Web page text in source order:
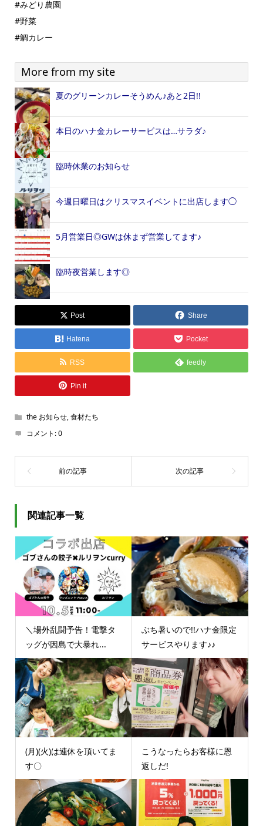
#みどり農園
#野菜
#鯛カレー
More from my site
夏のグリーンカレーそうめん♪あと2日!!
本日のハナ金カレーサービスは…サラダ♪
臨時休業のお知らせ
今週日曜日はクリスマスイベントに出店します◯
5月営業日◎GWは休まず営業してます♪
臨時夜営業します◎
Post Share
Hatena Pocket
RSS feedly
Pin it
the お知らせ,食材たち
コメント:0
関連記事一覧
＼場外乱闘予告！電撃タ
ッグが因島で大暴れ...
ぶち暑いので!!ハナ金限定
サービスやります♪♪
(月)(火)は連休を頂いてま
す〇
こうなったらお客様に恩
返しだ!